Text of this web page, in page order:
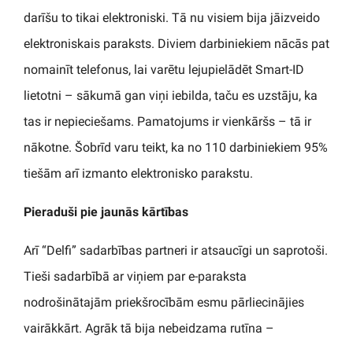
darīšu to tikai elektroniski. Tā nu visiem bija jāizveido
elektroniskais paraksts. Diviem darbiniekiem nācās pat
nomainīt telefonus, lai varētu lejupielādēt Smart-ID
lietotni – sākumā gan viņi iebilda, taču es uzstāju, ka
tas ir nepieciešams. Pamatojums ir vienkāršs – tā ir
nākotne. Šobrīd varu teikt, ka no 110 darbiniekiem 95%
tiešām arī izmanto elektronisko parakstu.
Pieraduši pie jaunās kārtības
Arī “Delfi” sadarbības partneri ir atsaucīgi un saprotoši.
Tieši sadarbībā ar viņiem par e-paraksta
nodrošinātajām priekšrocībām esmu pārliecinājies
vairākkārt. Agrāk tā bija nebeidzama rutīna –